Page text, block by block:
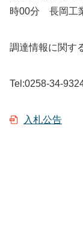
時00分 長岡工
調達情報に関す
Tel:0258-34-
入札公告